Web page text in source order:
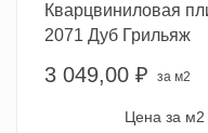
Кварцвиниловая
2071 Дуб Грильяж
3 049,00 ₽ за м2
Цена за м2